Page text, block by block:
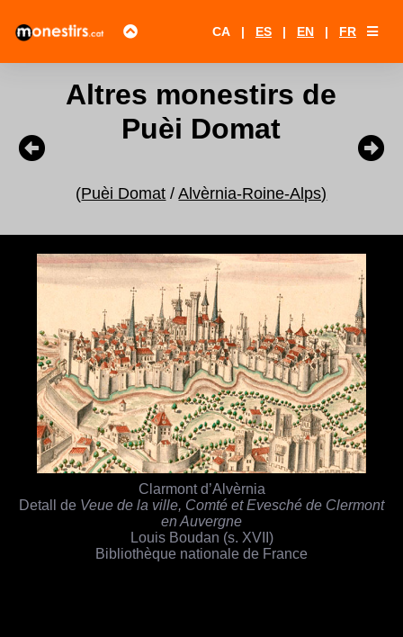
CA | ES | EN | FR
Altres monestirs de
Puèi Domat
(Puèi Domat /Alvèrnia-Roine-Alps)
Clarmont d’Alvèrnia
Detall de Veue de la ville, Comté et Evesché de Clermont
en Auvergne
Louis Boudan (s. XVII)
Bibliothèque nationale de France